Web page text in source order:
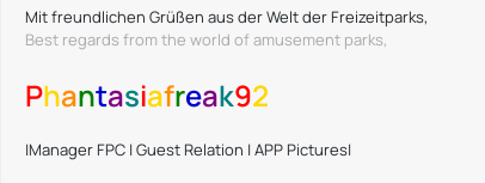
Mit freundlichen Grüßen aus der Welt der Freizeitparks,
Best regards from the world of amusement parks,
Phantasiafreak92
|Manager FPC | Guest Relation | APP Pictures|